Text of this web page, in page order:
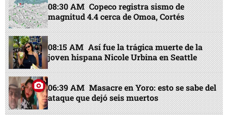
08:30 AM Copeco registra sismo de
magnitud 4.4 cerca de Omoa, Cortés
08:15 AM Así fue la trágica muerte de la
joven hispana Nicole Urbina en Seattle
06:39 AM Masacre en Yoro: esto se sabe del
ataque que dejó seis muertos